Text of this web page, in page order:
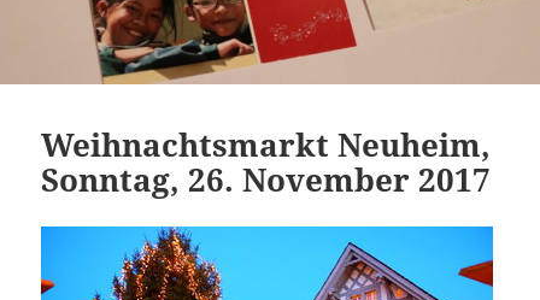
Weihnachtsmarkt Neuheim,
Sonntag, 26. November 2017